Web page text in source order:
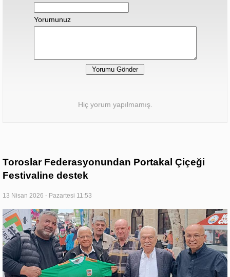
Yorumunuz
Hiç yorum yapılmamış.
Toroslar Federasyonundan Portakal Çiçeği
Festivaline destek
13 Nisan 2026 - Pazartesi 11:53